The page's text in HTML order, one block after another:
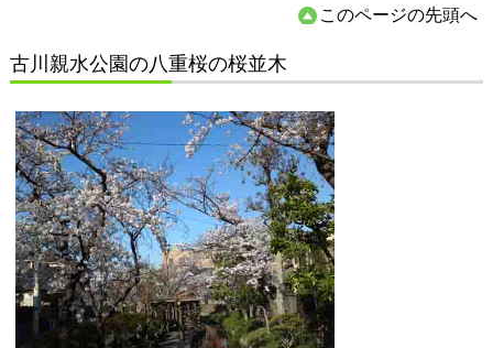
このページの先頭へ
古川親水公園の八重桜の桜並木